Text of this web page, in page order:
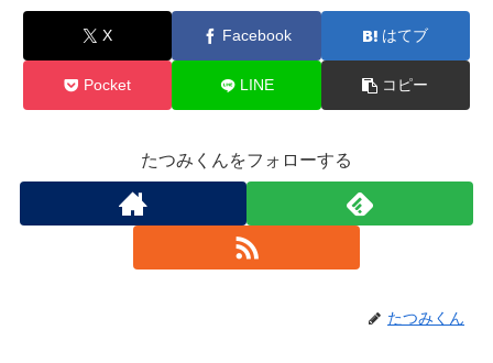
X Facebook はてブ
Pocket LINE コピー
たつみくんをフォローする
たつみくん